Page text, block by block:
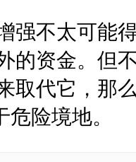
强不太可能
的资金。但
取代它，那
险境地。